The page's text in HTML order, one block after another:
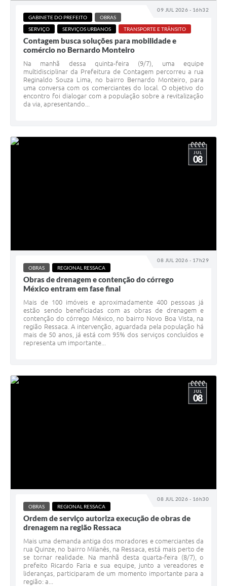
09 JUL 2026 - 16h32
GABINETE DO PREFEITO
OBRAS
SERVIÇO
SERVIÇOS URBANOS TRANSPORTE E TRÂNSITO
Contagem busca soluções para mobilidade e
comércio no Bernardo Monteiro
Na manhã dessa quinta-feira (9/7), uma equipe
multidisciplinar da Prefeitura de Contagem percorreu a rua
Reginaldo Souza Lima, no bairro Bernardo Monteiro, para
uma conversa com os comerciantes do local. O objetivo do
encontro foi dialogar com a população sobre a revitalização
da via, apresentando...
08 JUL 2026 - 17h29
JUL
08
OBRAS REGIONAL RESSACA
Obras de drenagem e contenção do córrego
México entram em fase final
Mais de 100 imóveis e aproximadamente 400 pessoas já
estão sendo beneficiadas com as obras de drenagem e
contenção do córrego México, no bairro Novo Boa Vista, na
região Ressaca. A intervenção, aguardada pela população há
mais de 50 anos, já está com 95% dos serviços concluídos e
representa um importante...
08 JUL 2026 - 16h30
JUL
08
OBRAS REGIONAL RESSACA
Ordem de serviço autoriza execução de obras de
drenagem na região Ressaca
Mais uma demanda antiga dos moradores e comerciantes da
rua Quinze, no bairro Milanês, na Ressaca, está mais perto de
se tornar realidade. Na manhã desta quarta-feira (8/7), o
prefeito Ricardo Faria e sua equipe, junto a vereadores e
lideranças, participaram de um momento importante para a
região: a...